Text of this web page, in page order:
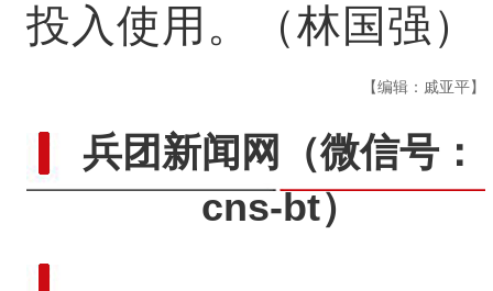
投入使用。（林国强）
【编辑：戚亚平】
兵团新闻网
（微信号：
cns-bt）